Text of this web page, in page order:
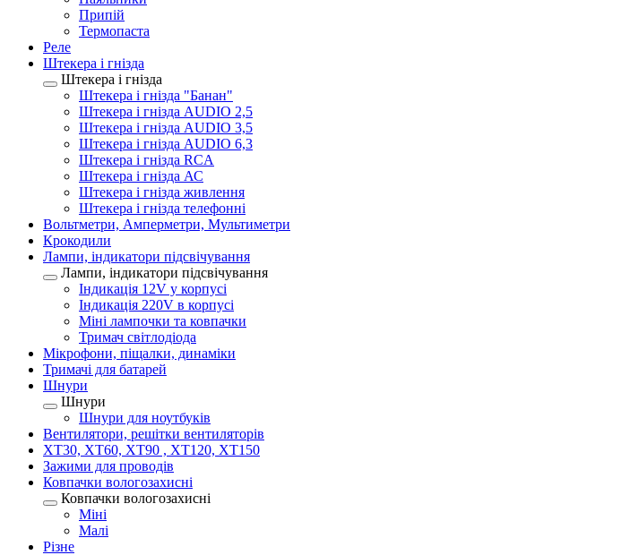
Припій
Термопаста
Реле
Штекера і гнізда
Штекера і гнізда
Штекера і гнізда "Банан"
Штекера і гнізда AUDIO 2,5
Штекера і гнізда AUDIO 3,5
Штекера і гнізда AUDIO 6,3
Штекера і гнізда RCA
Штекера і гнізда АС
Штекера і гнізда живлення
Штекера і гнізда телефонні
Вольтметри, Амперметри, Мультиметри
Крокодили
Лампи, індикатори підсвічування
Лампи, індикатори підсвічування
Індикація 12V у корпусі
Індикація 220V в корпусі
Міні лампочки та ковпачки
Тримач світлодіода
Мікрофони, піщалки, динаміки
Тримачі для батарей
Шнури
Шнури
Шнури для ноутбуків
Вентилятори, решітки вентиляторів
XT30, XT60, XT90 , XT120, XT150
Зажими для проводів
Ковпачки вологозахисні
Ковпачки вологозахисні
Міні
Малі
Різне